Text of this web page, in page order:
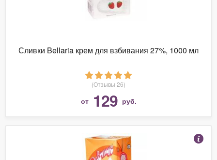
Сливки Bellaria крем для взбивания 27%, 1000 мл
(Отзывы 26)
от 129 руб.